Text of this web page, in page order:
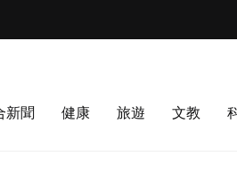
新聞 健康 旅遊 文教